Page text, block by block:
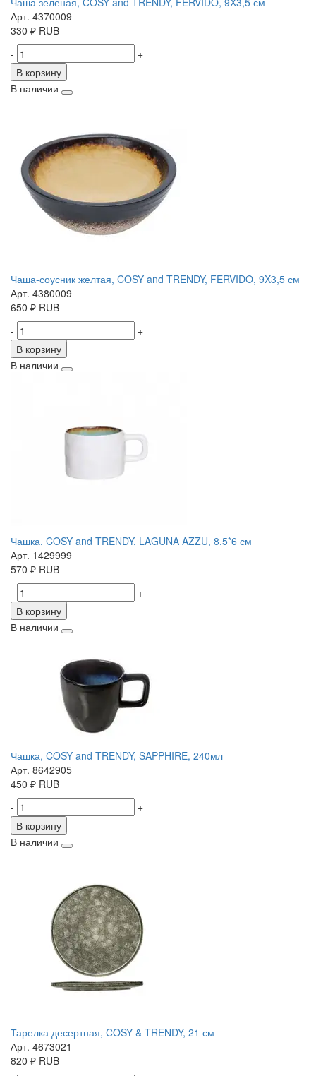
Арт. 4370009
330 ₽ RUB
-
+
В корзину
В наличии
Чаша-соусник желтая, COSY and TRENDY, FERVIDO, 9X3,5 см
Арт. 4380009
650 ₽ RUB
-
+
В корзину
В наличии
Чашка, COSY and TRENDY, LAGUNA AZZU, 8.5*6 см
Арт. 1429999
570 ₽ RUB
-
+
В корзину
В наличии
Чашка, COSY and TRENDY, SAPPHIRE, 240мл
Арт. 8642905
450 ₽ RUB
-
+
В корзину
В наличии
Тарелка десертная, COSY & TRENDY, 21 см
Арт. 4673021
820 ₽ RUB